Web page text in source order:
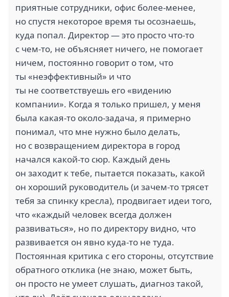
приятные сотрудники, офис более-менее,
но спустя некоторое время ты осознаешь,
куда попал. Директор — это просто что-то
с чем-то, не объясняет ничего, не помогает
ничем, постоянно говорит о том, что
ты «неэффективный» и что
ты не соответствуешь его «видению
компании». Когда я только пришел, у меня
была какая-то около-задача, я примерно
понимал, что мне нужно было делать,
но с возвращением директора в город
начался какой-то сюр. Каждый день
он заходит к тебе, пытается показать, какой
он хороший руководитель (и зачем-то трясет
тебя за спинку кресла), продвигает идеи того,
что «каждый человек всегда должен
развиваться», но по директору видно, что
развивается он явно куда-то не туда.
Постоянная критика с его стороны, отсутствие
обратного отклика (не знаю, может быть,
он просто не умеет слушать, диагноз такой,